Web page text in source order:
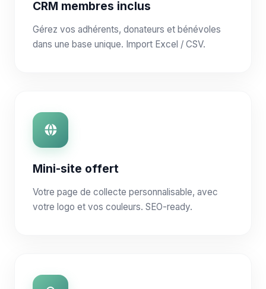
CRM membres inclus
Gérez vos adhérents, donateurs et bénévoles
dans une base unique. Import Excel / CSV.
Mini-site offert
Votre page de collecte personnalisable, avec
votre logo et vos couleurs. SEO-ready.